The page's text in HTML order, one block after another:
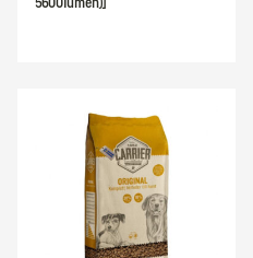
5600lumen)]